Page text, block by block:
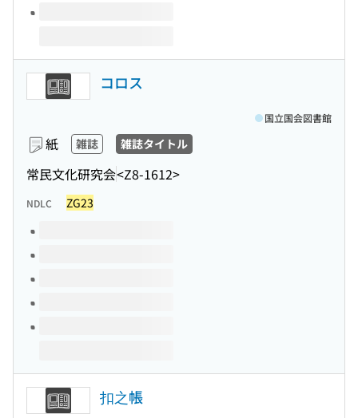
コロス
紙 雑誌 雑誌タイトル
常民文化研究会<Z8-1612>
国立国会図書館
NDLC ZG23
このタイトルの巻号
扣之帳